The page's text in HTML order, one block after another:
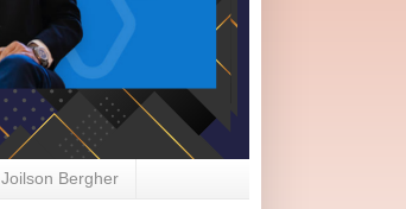
Joilson Bergher